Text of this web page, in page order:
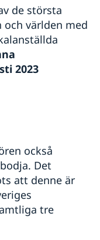
de största
och världen med
2023
också
Det
att denne är
tre